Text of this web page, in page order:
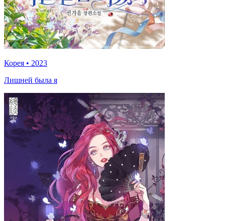
Корея • 2023
Лишней была я